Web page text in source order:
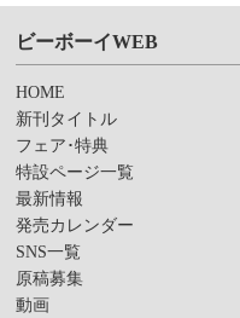
ビーボーイWEB
HOME
新刊タイトル
フェア･特典
特設ページ一覧
最新情報
発売カレンダー
SNS一覧
原稿募集
動画